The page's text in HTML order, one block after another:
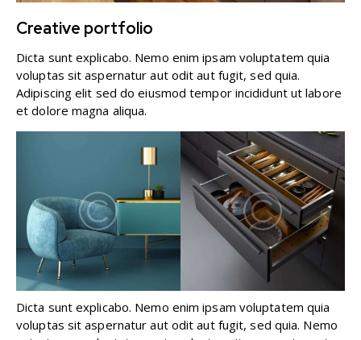
Creative portfolio
Dicta sunt explicabo. Nemo enim ipsam voluptatem quia
voluptas sit aspernatur aut odit aut fugit, sed quia.
Adipiscing elit sed do eiusmod tempor incididunt ut labore
et dolore magna aliqua.
Dicta sunt explicabo. Nemo enim ipsam voluptatem quia
voluptas sit aspernatur aut odit aut fugit, sed quia. Nemo